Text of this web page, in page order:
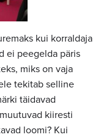
kui korraldaja
ei peegelda päris
miks on vaja
tekitab selline
täidavad
kiiresti
loomi? Kui